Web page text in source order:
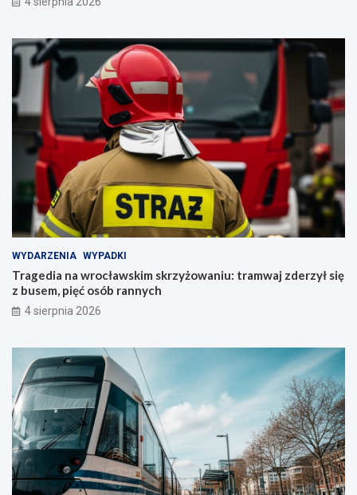
WYDARZENIA WYPADKI
Tragedia na wrocławskim skrzyżowaniu: tramwaj zderzył się
z busem, pięć osób rannych
4 sierpnia 2026